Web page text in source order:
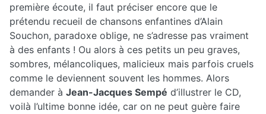
première écoute, il faut préciser encore que le
prétendu recueil de chansons enfantines d’Alain
Souchon, paradoxe oblige, ne s’adresse pas vraiment
à des enfants ! Ou alors à ces petits un peu graves,
sombres, mélancoliques, malicieux mais parfois cruels
comme le deviennent souvent les hommes. Alors
demander à Jean-Jacques Sempé d’illustrer le CD,
voilà l’ultime bonne idée, car on ne peut guère faire